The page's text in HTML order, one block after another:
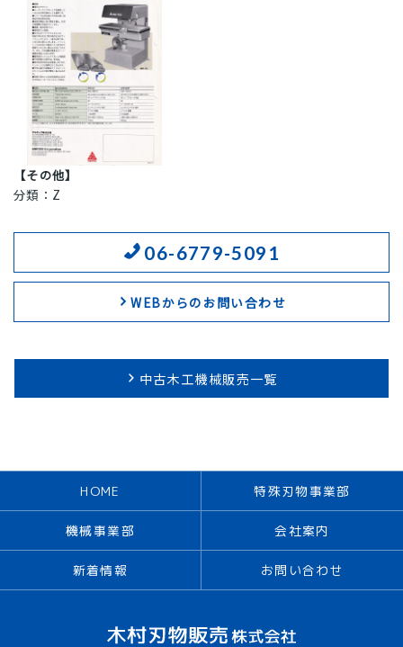
【その他】
分類：Z
06-6779-5091
WEBからのお問い合わせ
中古木工機械販売一覧
HOME 特殊刃物事業部
機械事業部 会社案内
新着情報 お問い合わせ